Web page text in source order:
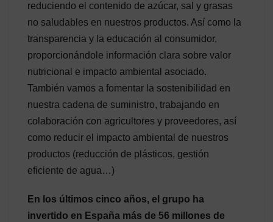
reduciendo el contenido de azúcar, sal y grasas
no saludables en nuestros productos. Así como la
transparencia y la educación al consumidor,
proporcionándole información clara sobre valor
nutricional e impacto ambiental asociado.
También vamos a fomentar la sostenibilidad en
nuestra cadena de suministro, trabajando en
colaboración con agricultores y proveedores, así
como reducir el impacto ambiental de nuestros
productos (reducción de plásticos, gestión
eficiente de agua…)
En los últimos cinco años, el grupo ha
invertido en España más de 56 millones de